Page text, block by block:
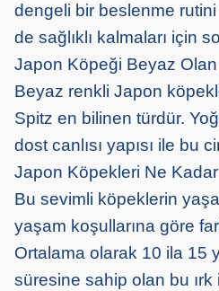
dengeli bir beslenme
de sağlıklı kalmaları için
Japon Köpeği Beyaz
Beyaz renkli Japon
Spitz en bilinen türdür.
dost canlısı yapısı ile bu
Japon Köpekleri Ne
Bu sevimli köpeklerin
yaşam koşullarına göre
Ortalama olarak 10 ila 15
süresine sahip olan bu